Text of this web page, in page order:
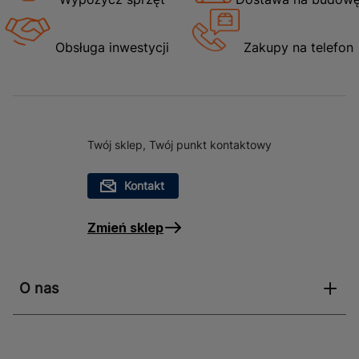
wygodne planowanie prac, a jednocześnie zapewnia
solidne i trwałe wiązanie. Produkt jest łatwy w aplikacji,
co przyspiesza proces klejenia i pozwala na
Zastosowanie zaprawy klejowej H40 GEL biała 20
remontach. Jest idealna do klejenia płytek
ceramicznych, gresu porcelanowego oraz kamienia
naturalnego, co czyni ją niezastąpioną w kuchniach,
Obsługa inwestycji Zakupy na telefon
Twój sklep, Twój punkt kontaktowy
Kontakt
Zmień sklep
O nas